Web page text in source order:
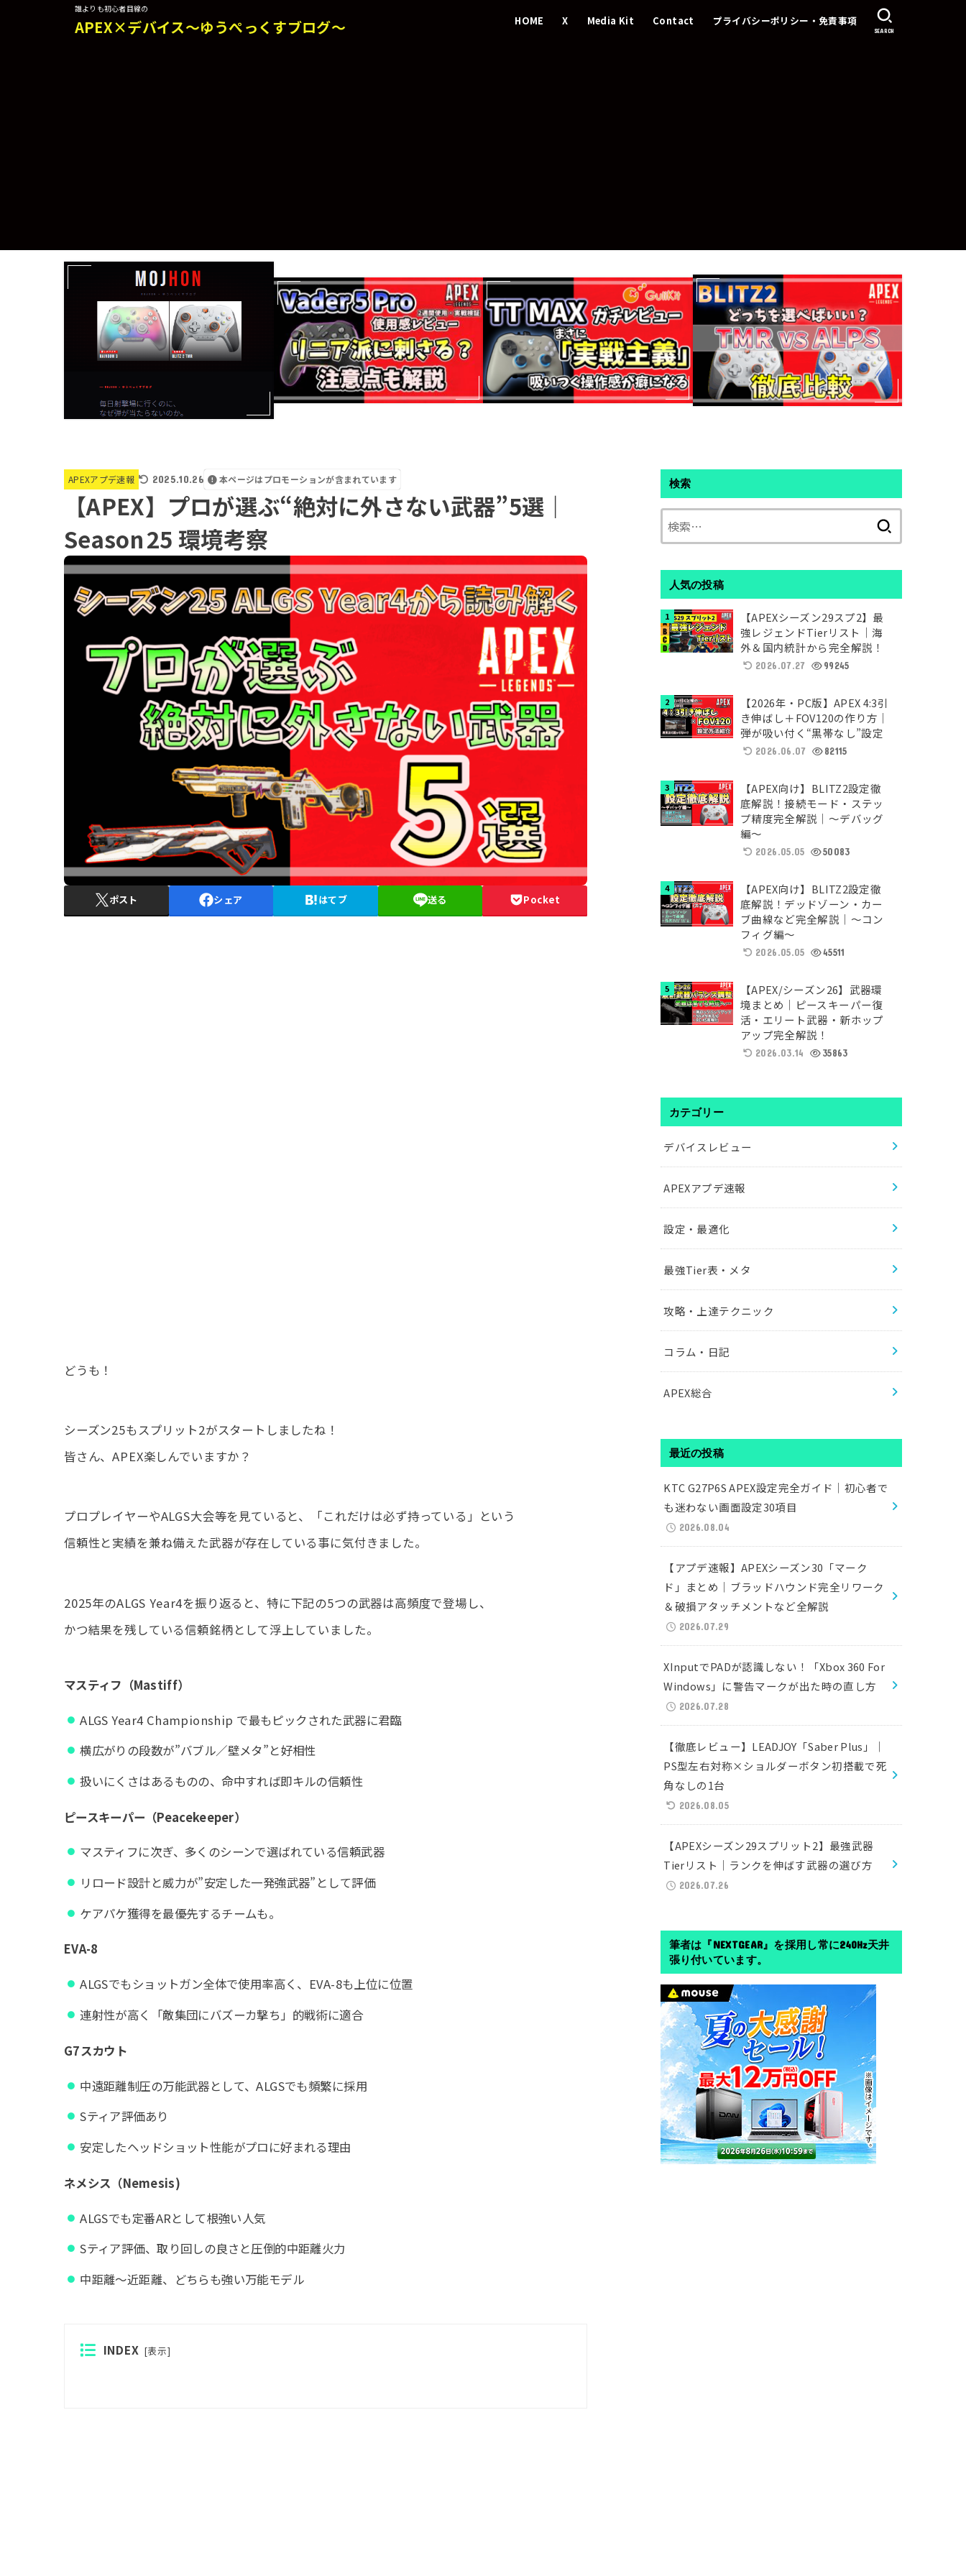
誰よりも初心者目線の
APEX×デバイス～ゆうぺっくすブログ～ HOME X Media Kit Contact プライバシーポリシー・免責事項
SEARCH
APEXアプデ速報 2025.10.26 本ページはプロモーションが含まれています
【APEX】プロが選ぶ“絶対に外さない武器”5選｜
Season 25 環境考察
ポスト シェア はてブ 送る Pocket
どうも！
シーズン25もスプリット2がスタートしましたね！
皆さん、APEX楽しんでいますか？
プロプレイヤーやALGS大会等を見ていると、「これだけは必ず持っている」という
信頼性と実績を兼ね備えた武器が存在している事に気付きました。
2025年のALGS Year4を振り返ると、特に下記の5つの武器は高頻度で登場し、
かつ結果を残している信頼銘柄として浮上していました。
マスティフ（Mastiff）
ALGS Year4 Championship で最もピックされた武器に君臨
横広がりの段数が”バブル／壁メタ”と好相性
扱いにくさはあるものの、命中すれば即キルの信頼性
ピースキーパー（Peacekeeper）
マスティフに次ぎ、多くのシーンで選ばれている信頼武器
リロード設計と威力が”安定した一発強武器”として評価
ケアパケ獲得を最優先するチームも。
EVA-8
ALGSでもショットガン全体で使用率高く、EVA-8も上位に位置
連射性が高く「敵集団にバズーカ撃ち」的戦術に適合
G7スカウト
中遠距離制圧の万能武器として、ALGSでも頻繁に採用
Sティア評価あり
安定したヘッドショット性能がプロに好まれる理由
ネメシス（Nemesis)
ALGSでも定番ARとして根強い人気
Sティア評価、取り回しの良さと圧倒的中距離火力
中距離～近距離、どちらも強い万能モデル
INDEX [表示]
検索
人気の投稿
【APEXシーズン29スプ2】最
強レジェンドTierリスト｜海
外＆国内統計から完全解説！
2026.07.27 99245
【2026年・PC版】APEX 4:3引
き伸ばし＋FOV120の作り方｜
弾が吸い付く“黒帯なし”設定
2026.06.07 82115
【APEX向け】BLITZ2設定徹
底解説！接続モード・ステッ
プ精度完全解説｜～デバッグ
編～
2026.05.05 50083
【APEX向け】BLITZ2設定徹
底解説！デッドゾーン・カー
ブ曲線など完全解説｜～コン
フィグ編～
2026.05.05 45511
【APEX/シーズン26】武器環
境まとめ｜ピースキーパー復
活・エリート武器・新ホップ
アップ完全解説！
2026.03.14 35863
カテゴリー
デバイスレビュー
APEXアプデ速報
設定・最適化
最強Tier表・メタ
攻略・上達テクニック
コラム・日記
APEX総合
最近の投稿
KTC G27P6S APEX設定完全ガイド｜初心者で
も迷わない画面設定30項目
2026.08.04
【アプデ速報】APEXシーズン30「マーク
ド」まとめ｜ブラッドハウンド完全リワーク
＆破損アタッチメントなど全解説
2026.07.29
XInputでPADが認識しない！「Xbox 360 For
Windows」に警告マークが出た時の直し方
2026.07.28
【徹底レビュー】LEADJOY「Saber Plus」｜
PS型左右対称×ショルダーボタン初搭載で死
角なしの1台
2026.08.05
【APEXシーズン29スプリット2】最強武器
Tierリスト｜ランクを伸ばす武器の選び方
2026.07.26
筆者は『NEXTGEAR』を採用し常に240Hz天井
張り付いています。